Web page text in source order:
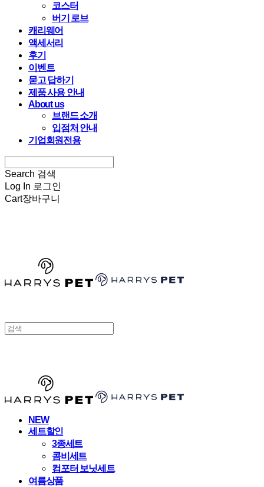
코스터
버기 로브
캐리웨어
액세서리
후기
이벤트
묻고 답하기
제품 사용 안내
About us
브랜드 소개
입점처 안내
기업회원전용
Search 검색
Log In 로그인
Cart장바구니
NEW
세트할인
3종세트
콤비세트
컴포터 보닛세트
여름상품